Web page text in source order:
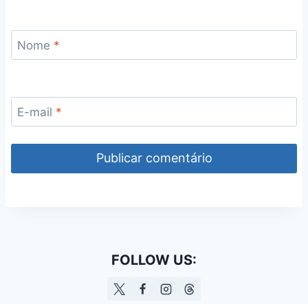
Nome *
E-mail *
FOLLOW US: